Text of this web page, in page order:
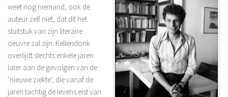
weet nog niemand, ook de
auteur zelf niet, dat dit het
sluitstuk van zijn literaire
oeuvre zal zijn. Kellendonk
overlijdt slechts enkele jaren
later aan de gevolgen van de
‘nieuwe ziekte’, die vanaf de
jaren tachtig de levens eist van